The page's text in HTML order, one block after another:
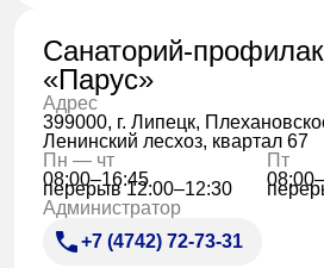
Санаторий-
«Парус»
Адрес
399000, г. Липецк,
Ленинский лесхоз, квартал 67
Пн — чт
08:00–16:45
перерыв 12:00–12:30
Пт
Администратор
+7 (4742) 72-73-31